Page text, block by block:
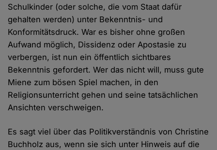
Schulkinder (oder solche, die vom Staat dafür
gehalten werden) unter Bekenntnis- und
Konformitätsdruck. War es bisher ohne großen
Aufwand möglich, Dissidenz oder Apostasie zu
verbergen, ist nun ein öffentlich sichtbares
Bekenntnis gefordert. Wer das nicht will, muss gute
Miene zum bösen Spiel machen, in den
Religionsunterricht gehen und seine tatsächlichen
Ansichten verschweigen.
Es sagt viel über das Politikverständnis von Christine
Buchholz aus, wenn sie sich unter Hinweis auf die